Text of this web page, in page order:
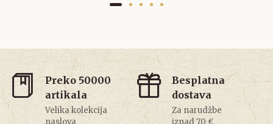
Preko 50000
artikala
Velika kolekcija
naslova
Besplatna
dostava
Za narudžbe
iznad 70 €